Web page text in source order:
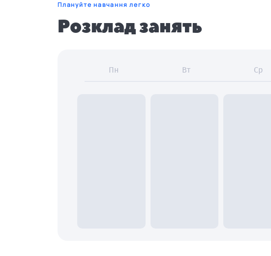
Плануйте навчання легко
Розклад занять
Пн Вт Ср